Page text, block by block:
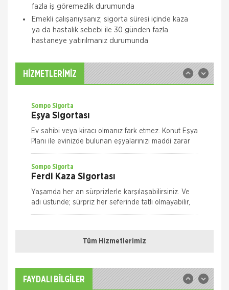
fazla iş göremezlik durumunda
Emekli çalışanıysanız; sigorta süresi içinde kaza
ya da hastalık sebebi ile 30 günden fazla
hastaneye yatırılmanız durumunda
HİZMETLERİMİZ
Zorunlu Deprem Sigortanız ile depremin neden
olacağı maddi zararlar ile deprem sonucu meydana
gelecek yangın, patlama, tsunami ve yer kayması
hasarlarını teminat altına almak istiyorsanız Das
Sompo Sigorta
İş Yeriniz Sompo Japan ile Güvence Altında! İş Yeri
Sompo Sigorta
Eşya Sigortası
Ev sahibi veya kiracı olmanız fark etmez. Konut Eşya
Planı ile evinizde bulunan eşyalarınızı maddi zarar
ve risklere karşı size en uygun plan alternatifini
Sompo Sigorta
Ferdi Kaza Sigortası
Yaşamda her an sürprizlerle karşılaşabilirsiniz. Ve
adı üstünde; sürpriz her seferinde tatlı olmayabilir,
risk taşıyabilir. Yolda yürürken, evde ya da iş yeriniz
Ferdi Kaza Sigortası
akışı içinde uğrayabileceğiniz pek çok kaza
nedeniyle sizin ve aileniz
Tüm Hizmetlerimiz
FAYDALI BİLGİLER
ONLİNE Dask Prim Hesaplama
Trafik Hasarı için Gerekli Bilgiler